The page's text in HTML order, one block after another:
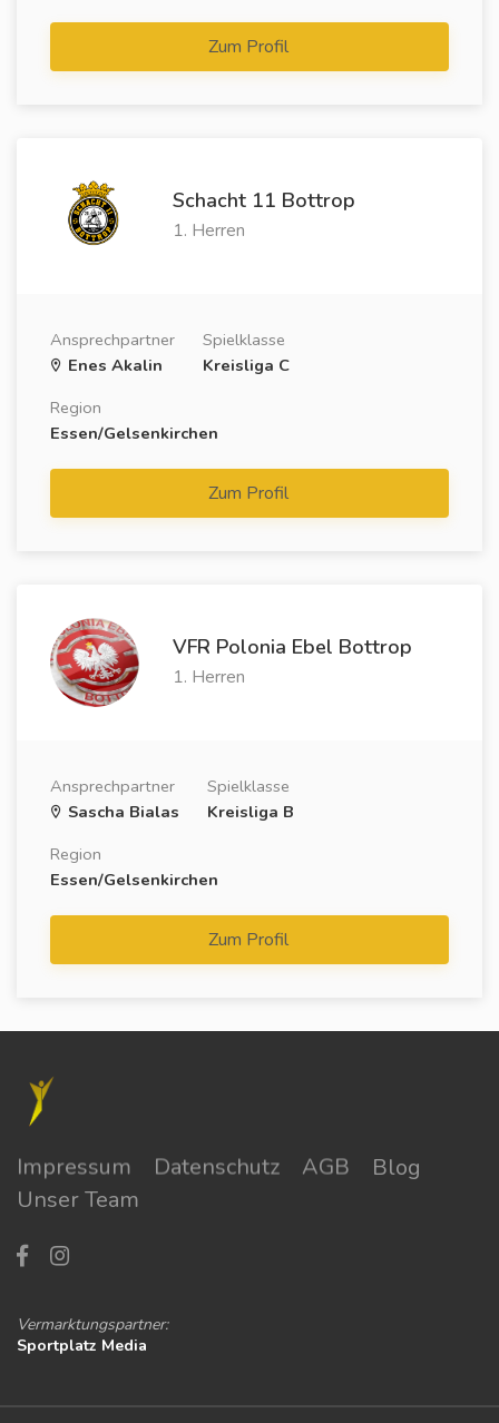
Zum Profil
Schacht 11 Bottrop
1. Herren
Ansprechpartner
Enes Akalin
Spielklasse
Kreisliga C
Region
Essen/Gelsenkirchen
Zum Profil
VFR Polonia Ebel Bottrop
1. Herren
Ansprechpartner
Sascha Bialas
Spielklasse
Kreisliga B
Region
Essen/Gelsenkirchen
Zum Profil
Impressum Datenschutz AGB
Blog
Unser Team
Vermarktungspartner:
Sportplatz Media